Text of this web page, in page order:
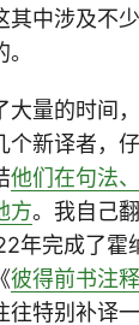
其中涉及不
大量的时间
个新译者，
他们在句法
方。我自己
年完成了霍
彼得前书注释
往特别补译